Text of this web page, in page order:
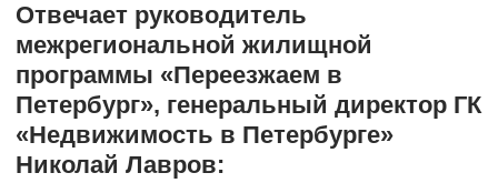
Отвечает руководитель
межрегиональной жилищной
программы «Переезжаем в
Петербург», генеральный директор ГК
«Недвижимость в Петербурге»
Николай Лавров: